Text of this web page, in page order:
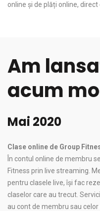
online și de plăți online,
Am
acum
Mai 2020
Clase online de Group
În contul online de membru
Fitness prin live streaming.
pentru clasele live, își fac
claselor care au trecut.
au cont de membru sau